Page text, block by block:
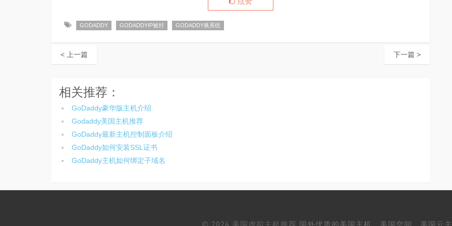
GODADDY GODADDYIP被封 GODADDY换系统
< 上一篇 下一篇 >
相关推荐：
GoDaddy豪华版主机介绍
Godaddy美国主机推荐
GoDaddy最新主机控制面板介绍
GoDaddy如何安装SSL证书
GoDaddy主机如何绑定子域名
© 2026 美国虚拟主机推荐 国外优质的美国主机、美国空间、美国云